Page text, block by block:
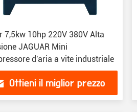
7,5kw 10hp 220V 380V Alta
JAGUAR Mini
d'aria a vite industriale
Ottieni il miglior prezzo